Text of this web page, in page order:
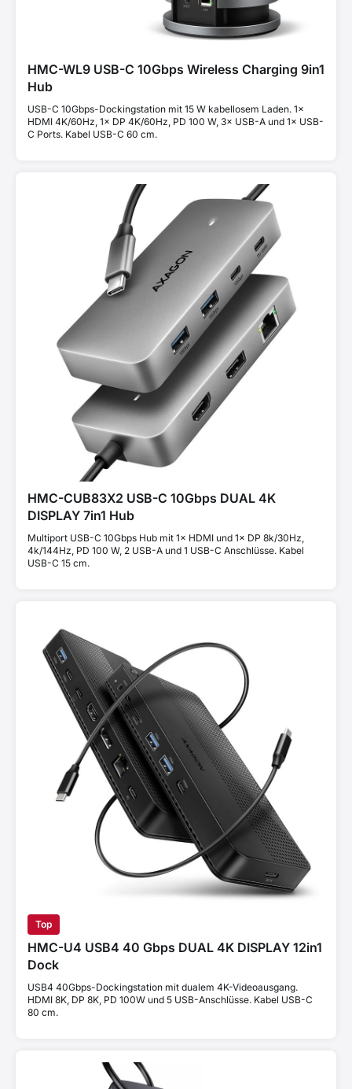
HMC-WL9 USB-C 10Gbps Wireless Charging 9in1
Hub
USB-C 10Gbps-Dockingstation mit 15 W kabellosem Laden. 1×
HDMI 4K/60Hz, 1× DP 4K/60Hz, PD 100 W, 3× USB-A und 1× USB-
C Ports. Kabel USB-C 60 cm.
HMC-CUB83X2 USB-C 10Gbps DUAL 4K
DISPLAY 7in1 Hub
Multiport USB-C 10Gbps Hub mit 1× HDMI und 1× DP 8k/30Hz,
4k/144Hz, PD 100 W, 2 USB-A und 1 USB-C Anschlüsse. Kabel
USB-C 15 cm.
Top
HMC-U4 USB4 40 Gbps DUAL 4K DISPLAY 12in1
Dock
USB4 40Gbps-Dockingstation mit dualem 4K-Videoausgang.
HDMI 8K, DP 8K, PD 100W und 5 USB-Anschlüsse. Kabel USB-C
80 cm.